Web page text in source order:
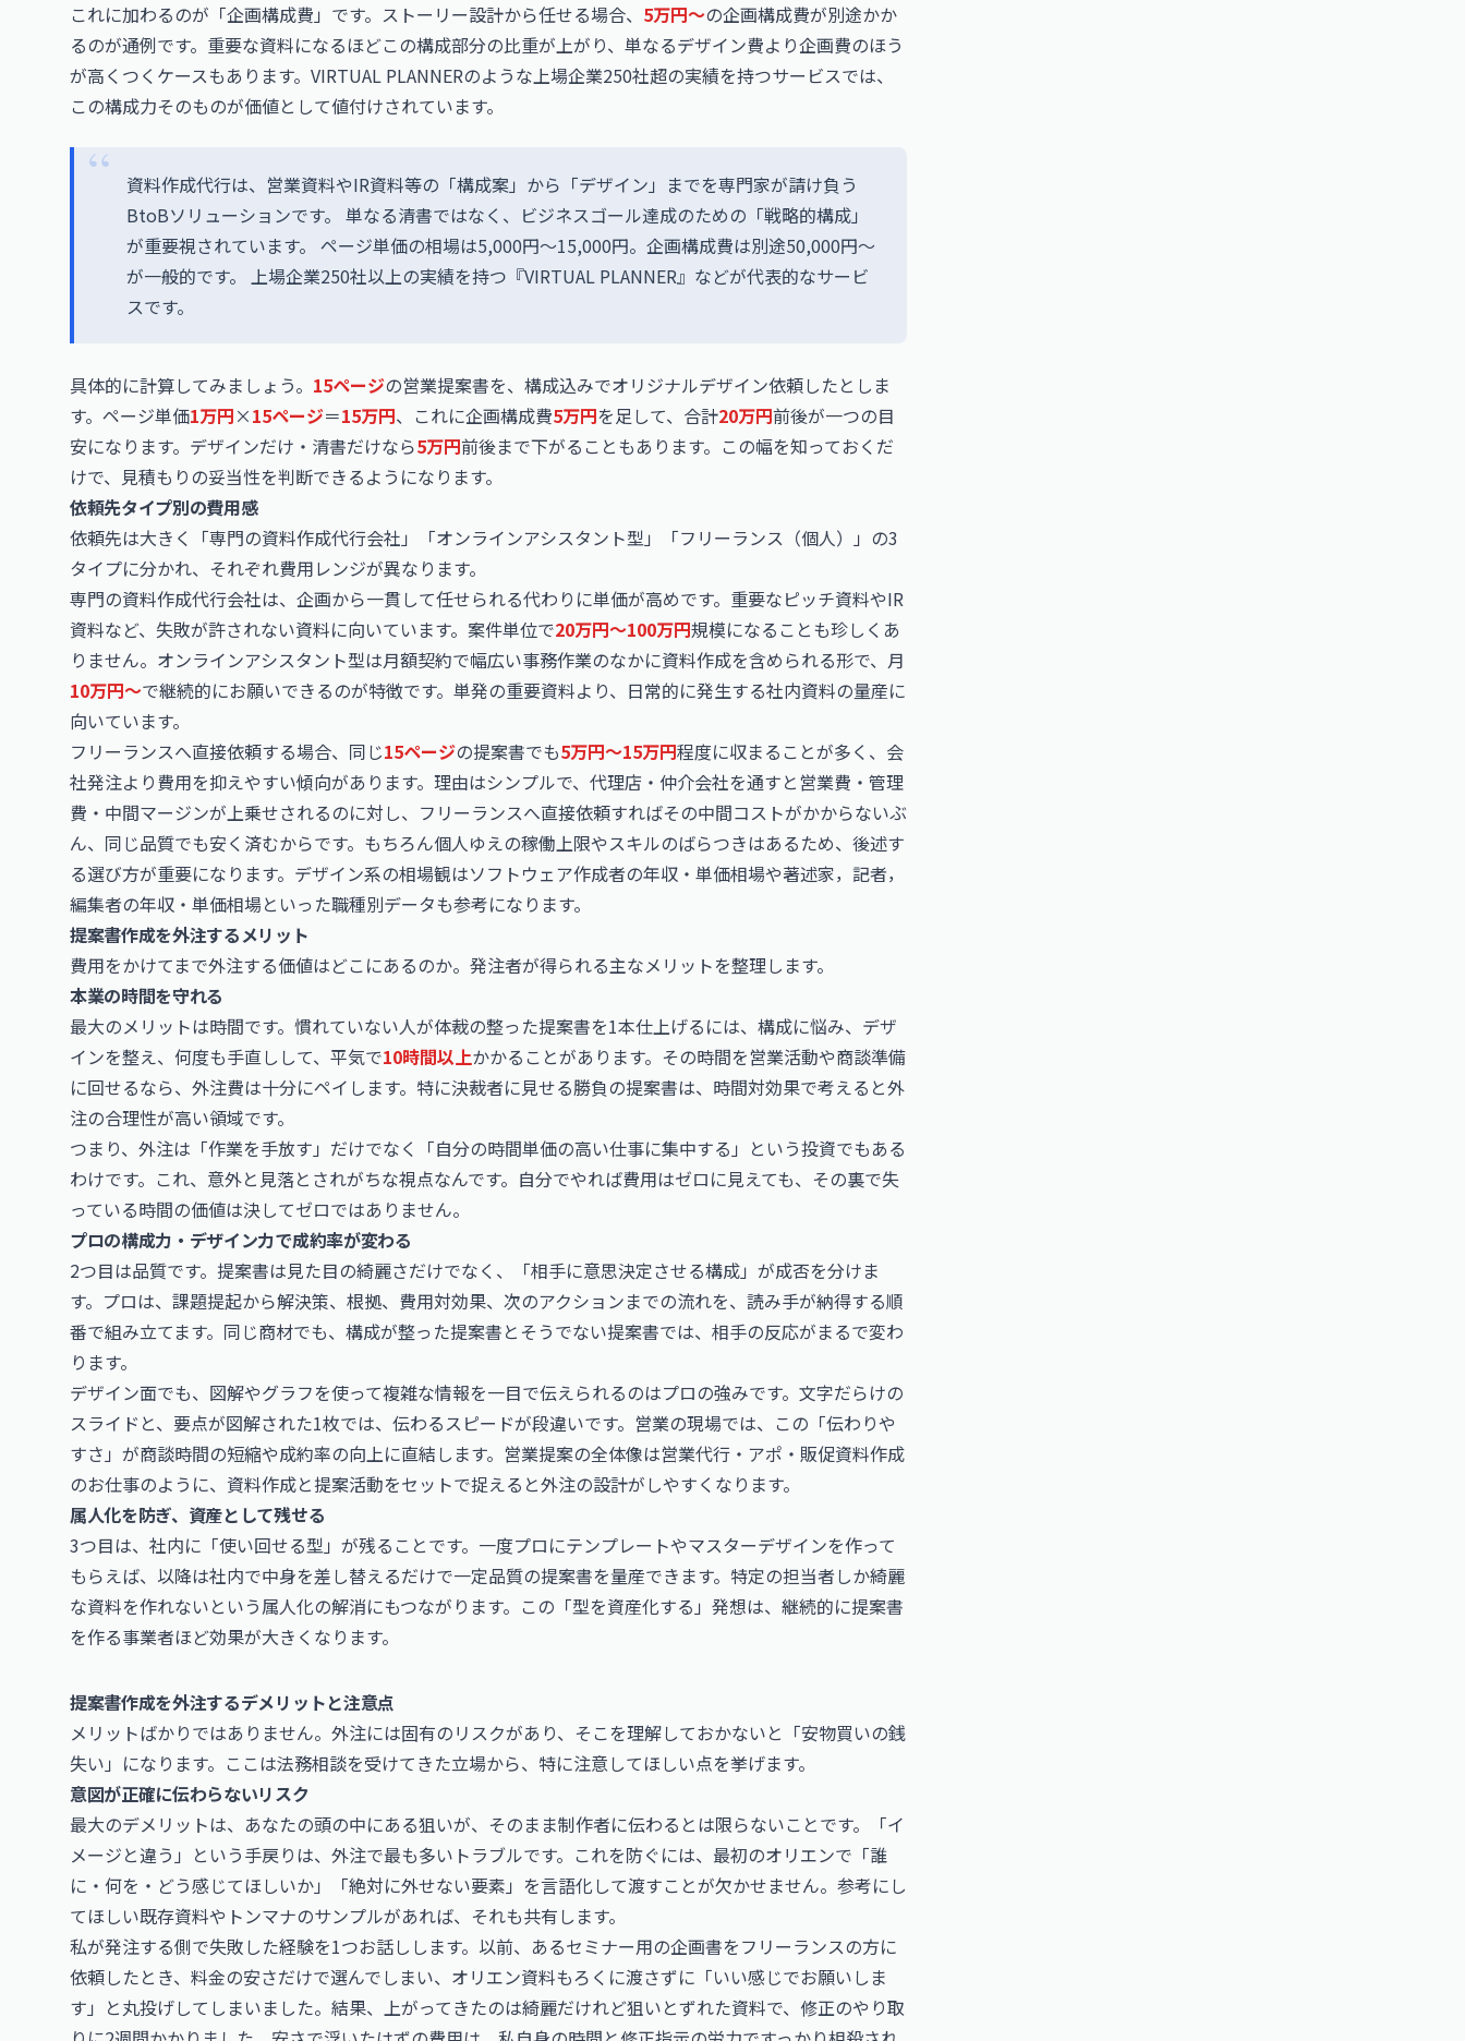
これに加わるのが「企画構成費」です。ストーリー設計から任せる場合、 5万円〜の企画構成費が別途かか
るのが通例です。重要な資料になるほどこの構成部分の比重が上がり、単なるデザイン費より企画費のほう
が高くつくケースもあります。VIRTUAL PLANNERのような上場企業250社超の実績を持つサービスでは、
この構成力そのものが価値として値付けされています。
資料作成代行は、営業資料やIR資料等の「構成案」から「デザイン」までを専門家が請け負う
BtoBソリューションです。 単なる清書ではなく、ビジネスゴール達成のための「戦略的構成」
が重要視されています。 ページ単価の相場は5,000円〜15,000円。企画構成費は別途50,000円〜
が一般的です。 上場企業250社以上の実績を持つ『VIRTUAL PLANNER』などが代表的なサービ
スです。
具体的に計算してみましょう。 15ページの営業提案書を、構成込みでオリジナルデザイン依頼したとしま
す。ページ単価1万円×15ページ＝15万円、これに企画構成費5万円を足して、合計20万円前後が一つの目
安になります。デザインだけ・清書だけなら5万円前後まで下がることもあります。この幅を知っておくだ
けで、見積もりの妥当性を判断できるようになります。
依頼先タイプ別の費用感
依頼先は大きく「専門の資料作成代行会社」「オンラインアシスタント型」「フリーランス（個人）」の3
タイプに分かれ、それぞれ費用レンジが異なります。
専門の資料作成代行会社は、企画から一貫して任せられる代わりに単価が高めです。重要なピッチ資料やIR
資料など、失敗が許されない資料に向いています。案件単位で20万円〜100万円規模になることも珍しくあ
りません。オンラインアシスタント型は月額契約で幅広い事務作業のなかに資料作成を含められる形で、月
10万円〜で継続的にお願いできるのが特徴です。単発の重要資料より、日常的に発生する社内資料の量産に
向いています。
フリーランスへ直接依頼する場合、同じ15ページの提案書でも5万円〜15万円程度に収まることが多く、会
社発注より費用を抑えやすい傾向があります。理由はシンプルで、代理店・仲介会社を通すと営業費・管理
費・中間マージンが上乗せされるのに対し、フリーランスへ直接依頼すればその中間コストがかからないぶ
ん、同じ品質でも安く済むからです。もちろん個人ゆえの稼働上限やスキルのばらつきはあるため、後述す
る選び方が重要になります。デザイン系の相場観はソフトウェア作成者の年収・単価相場や著述家，記者，
編集者の年収・単価相場といった職種別データも参考になります。
提案書作成を外注するメリット
費用をかけてまで外注する価値はどこにあるのか。発注者が得られる主なメリットを整理します。
本業の時間を守れる
最大のメリットは時間です。慣れていない人が体裁の整った提案書を1本仕上げるには、構成に悩み、デザ
インを整え、何度も手直しして、平気で10時間以上かかることがあります。その時間を営業活動や商談準備
に回せるなら、外注費は十分にペイします。特に決裁者に見せる勝負の提案書は、時間対効果で考えると外
注の合理性が高い領域です。
つまり、外注は「作業を手放す」だけでなく「自分の時間単価の高い仕事に集中する」という投資でもある
わけです。これ、意外と見落とされがちな視点なんです。自分でやれば費用はゼロに見えても、その裏で失
っている時間の価値は決してゼロではありません。
プロの構成力・デザイン力で成約率が変わる
2つ目は品質です。提案書は見た目の綺麗さだけでなく、「相手に意思決定させる構成」が成否を分けま
す。プロは、課題提起から解決策、根拠、費用対効果、次のアクションまでの流れを、読み手が納得する順
番で組み立てます。同じ商材でも、構成が整った提案書とそうでない提案書では、相手の反応がまるで変わ
ります。
デザイン面でも、図解やグラフを使って複雑な情報を一目で伝えられるのはプロの強みです。文字だらけの
スライドと、要点が図解された1枚では、伝わるスピードが段違いです。営業の現場では、この「伝わりや
すさ」が商談時間の短縮や成約率の向上に直結します。営業提案の全体像は営業代行・アポ・販促資料作成
のお仕事のように、資料作成と提案活動をセットで捉えると外注の設計がしやすくなります。
属人化を防ぎ、資産として残せる
3つ目は、社内に「使い回せる型」が残ることです。一度プロにテンプレートやマスターデザインを作って
もらえば、以降は社内で中身を差し替えるだけで一定品質の提案書を量産できます。特定の担当者しか綺麗
な資料を作れないという属人化の解消にもつながります。この「型を資産化する」発想は、継続的に提案書
を作る事業者ほど効果が大きくなります。
提案書作成を外注するデメリットと注意点
メリットばかりではありません。外注には固有のリスクがあり、そこを理解しておかないと「安物買いの銭
失い」になります。ここは法務相談を受けてきた立場から、特に注意してほしい点を挙げます。
意図が正確に伝わらないリスク
最大のデメリットは、あなたの頭の中にある狙いが、そのまま制作者に伝わるとは限らないことです。「イ
メージと違う」という手戻りは、外注で最も多いトラブルです。これを防ぐには、最初のオリエンで「誰
に・何を・どう感じてほしいか」「絶対に外せない要素」を言語化して渡すことが欠かせません。参考にし
てほしい既存資料やトンマナのサンプルがあれば、それも共有します。
私が発注する側で失敗した経験を1つお話しします。以前、あるセミナー用の企画書をフリーランスの方に
依頼したとき、料金の安さだけで選んでしまい、オリエン資料もろくに渡さずに「いい感じでお願いしま
す」と丸投げしてしまいました。結果、上がってきたのは綺麗だけれど狙いとずれた資料で、修正のやり取